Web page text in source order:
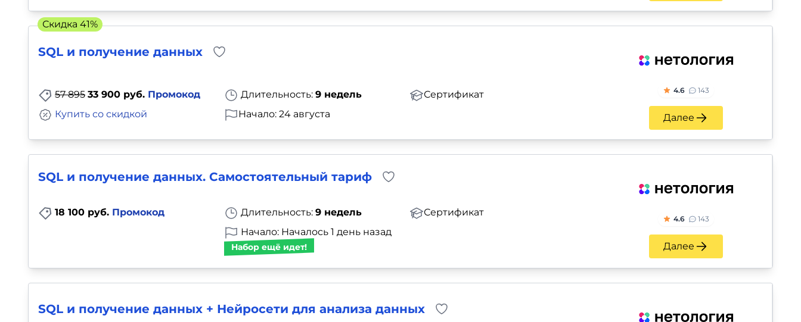
SQL и получение данных
57 895 33 900 руб. Промокод Длительность: 9 недель
Сертификат
Купить со скидкой
Начало: 24 августа
4.6 143
Далее
Скидка 41%
SQL и получение данных. Самостоятельный тариф
18 100 руб. Промокод Длительность: 9 недель
Сертификат
Начало: Началось 1 день назад
Набор ещё идет!
4.6 143
Далее
SQL и получение данных + Нейросети для анализа данных